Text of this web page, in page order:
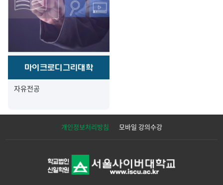
마이크로디그리대학
자유전공
개인정보처리방침 모바일 강의수강